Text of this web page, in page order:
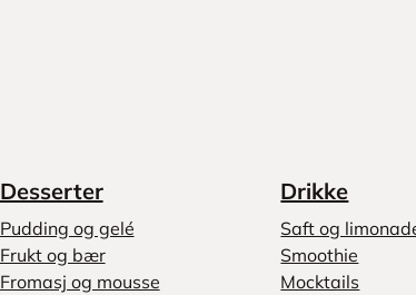
Desserter
Pudding og gelé
Frukt og bær
Fromasj og mousse
Drikke
Saft og
Smoothie
Mocktails